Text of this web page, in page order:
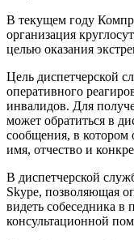
В текущем году
организация
целью оказания
Цель диспетчерской
оперативного
инвалидов. Для
может обратиться в
сообщения, в
имя, отчество и
В диспетчерской
Skype, позволяющая
видеть собеседника в
консультационной